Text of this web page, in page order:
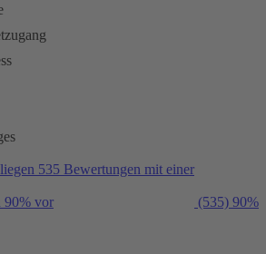
535 Bewertungen mit einer
90% vor (535) 90%